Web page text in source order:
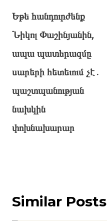
Եթե հանդուրժենք
Նիկոլ Փաշինյանին,
ապա պատերազմը
սարերի հետեւում չէ․
պաշտպանության
նախկին
փոխնախարար
Similar Posts